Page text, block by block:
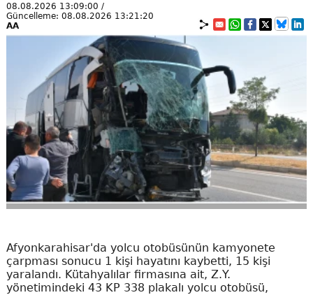
08.08.2026 13:09:00 /
Güncelleme: 08.08.2026 13:21:20
AA
Afyonkarahisar'da yolcu otobüsünün kamyonete
çarpması sonucu 1 kişi hayatını kaybetti, 15 kişi
yaralandı. Kütahyalılar firmasına ait, Z.Y.
yönetimindeki 43 KP 338 plakalı yolcu otobüsü,